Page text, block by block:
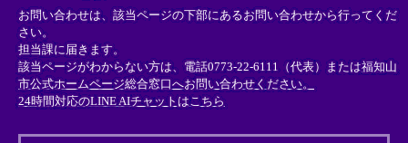
お問い合わせは、該当ページの下部にあるお問い合わせから行ってくだ
さい。
担当課に届きます。
該当ページがわからない方は、電話0773-22-6111（代表）または福知山
市公式ホームページ総合窓口へお問い合わせください。
24時間対応のLINE AIチャットはこちら
外